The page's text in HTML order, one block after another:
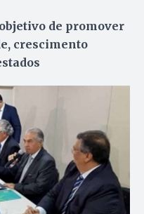
de promover
crescimento